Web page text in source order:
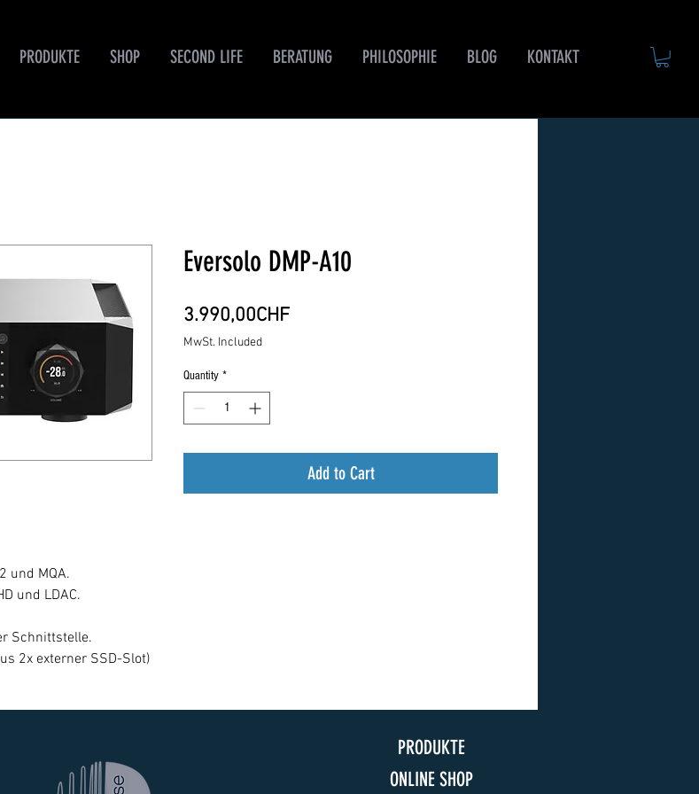
PRODUKTE SHOP SECOND LIFE BERATUNG PHILOSOPHIE BLOG KONTAKT
und MQA.
und LDAC.
Schnittstelle.
2x externer SSD-Slot)
Eversolo DMP-A10
3.990,00CHFPrice
MwSt. Included
Quantity *
Add to Cart
PRODUKTE
ONLINE SHOP